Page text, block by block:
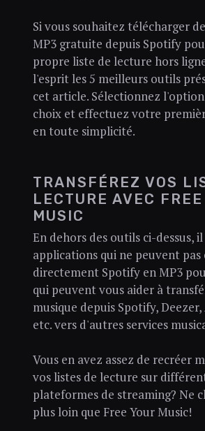
Si vous souhaitez télécharger
MP3 gratuite depuis Spotify
propre liste de lecture hors
l'esprit les 5 meilleurs outils
cet article. Sélectionnez
choix et effectuez votre
en toute simplicité.
TRANSFÉREZ VOS
LECTURE AVEC FREE
MUSIC
En dehors des outils ci-dessus,
applications qui ne peuvent
directement Spotify en MP3
qui peuvent vous aider à
musique depuis Spotify,
etc. vers d'autres services
Vous en avez assez de recréer
vos listes de lecture sur
plateformes de streaming? Ne
plus loin que Free Your Music!